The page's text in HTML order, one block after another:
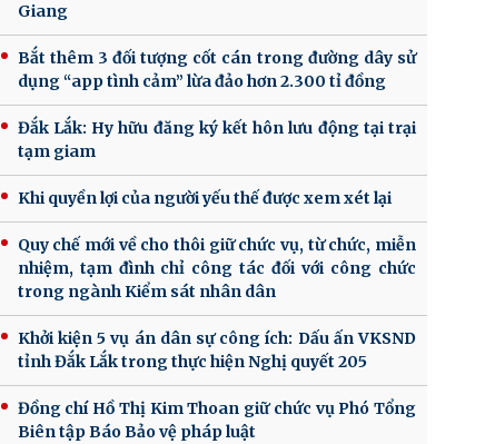
Giang
Bắt thêm 3 đối tượng cốt cán trong đường dây sử
dụng “app tình cảm” lừa đảo hơn 2.300 tỉ đồng
Đắk Lắk: Hy hữu đăng ký kết hôn lưu động tại trại
tạm giam
Khi quyền lợi của người yếu thế được xem xét lại
Quy chế mới về cho thôi giữ chức vụ, từ chức, miễn
nhiệm, tạm đình chỉ công tác đối với công chức
trong ngành Kiểm sát nhân dân
Khởi kiện 5 vụ án dân sự công ích: Dấu ấn VKSND
tỉnh Đắk Lắk trong thực hiện Nghị quyết 205
Đồng chí Hồ Thị Kim Thoan giữ chức vụ Phó Tổng
Biên tập Báo Bảo vệ pháp luật